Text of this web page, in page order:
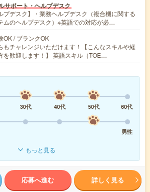
サポート・ヘルプデスク
プデスク】・業務ヘルプデスク（複合機に関する
ムのヘルプデスク）※英語での対応が必…
OK / ブランクOK
もチャレンジいただけます！【こんなスキルや経
を歓迎します！】 英語スキル（TOE…
30代 40代 50代
60代
男性
もっと見る
応募へ進む 詳しく見る